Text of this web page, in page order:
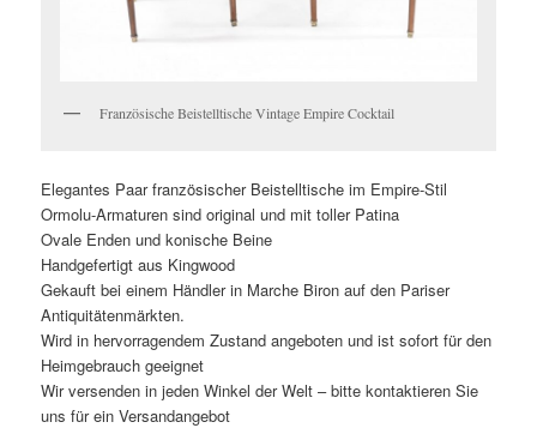
Französische Beistelltische Vintage Empire Cocktail
Elegantes Paar französischer Beistelltische im Empire-Stil
Ormolu-Armaturen sind original und mit toller Patina
Ovale Enden und konische Beine
Handgefertigt aus Kingwood
Gekauft bei einem Händler in Marche Biron auf den Pariser
Antiquitätenmärkten.
Wird in hervorragendem Zustand angeboten und ist sofort für den
Heimgebrauch geeignet
Wir versenden in jeden Winkel der Welt – bitte kontaktieren Sie
uns für ein Versandangebot